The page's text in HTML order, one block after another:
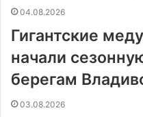
04.08.2026
Гигантские
начали
берегам
03.08.2026